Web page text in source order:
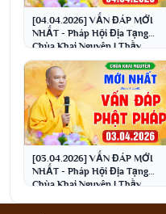
[04.04.2026] VẤN ĐÁP MỚI
NHẤT - Pháp Hội Địa Tạng
Chùa Khai Nguyên | Thầy
Thích Đạo Thịnh
[03.04.2026] VẤN ĐÁP MỚI
NHẤT - Pháp Hội Địa Tạng
Chùa Khai Nguyên | Thầy